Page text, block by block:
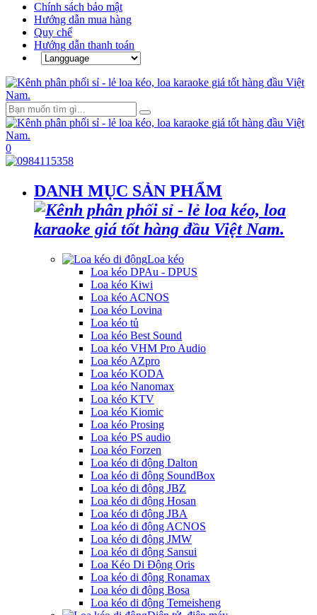
Chính sách bảo mật
Hướng dẫn mua hàng
Quy chế
Hướng dẫn thanh toán
0
DANH MỤC SẢN PHẨM
Loa kéo
Loa kéo DPAu - DPUS
Loa kéo Kiwi
Loa kéo ACNOS
Loa kéo Lovina
Loa kéo tủ
Loa kéo Best Sound
Loa kéo VHM Pro Audio
Loa kéo AZpro
Loa kéo KODA
Loa kéo Nanomax
Loa kéo KTV
Loa kéo Kiomic
Loa kéo Prosing
Loa kéo PS audio
Loa kéo Forzen
Loa kéo di động Dalton
Loa kéo di động SoundBox
Loa kéo di động JBZ
Loa kéo di động Hosan
Loa kéo di động JBA
Loa kéo di động ACNOS
Loa kéo di động JMW
Loa kéo di động Sansui
Loa Kéo Di Động Oris
Loa kéo di động Ronamax
Loa kéo di động Bosa
Loa kéo di động Temeisheng